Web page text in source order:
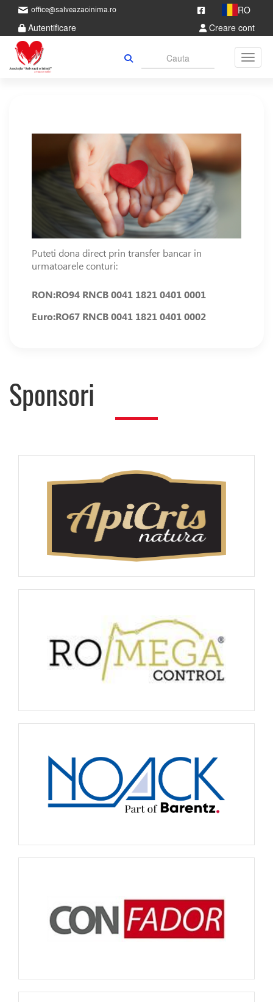
office@salveazaoinima.ro
RO
Autentificare
Creare cont
Puteti dona direct prin transfer bancar in
urmatoarele conturi:
RON:RO94 RNCB 0041 1821 0401 0001
Euro:RO67 RNCB 0041 1821 0401 0002
Sponsori